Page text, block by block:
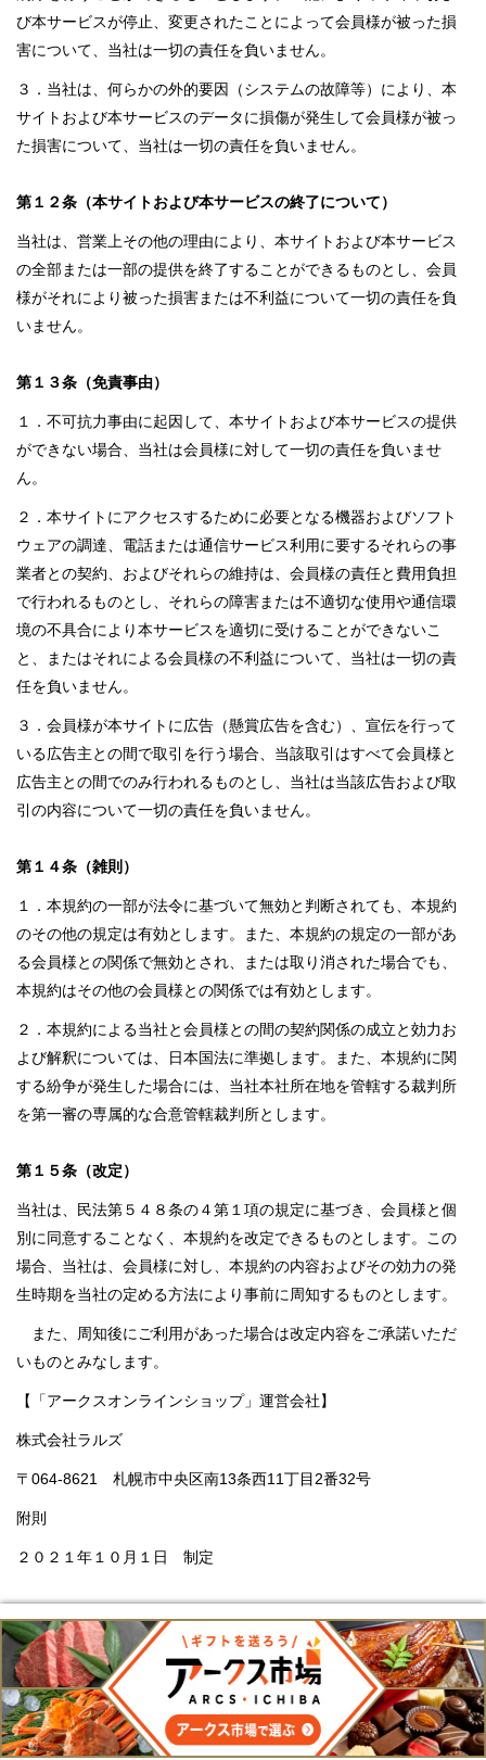
び本サービスが停止、変更されたことによって会員様が被った損
害について、当社は一切の責任を負いません。
３．当社は、何らかの外的要因（システムの故障等）により、本
サイトおよび本サービスのデータに損傷が発生して会員様が被っ
た損害について、当社は一切の責任を負いません。
第１２条（本サイトおよび本サービスの終了について）
当社は、営業上その他の理由により、本サイトおよび本サービス
の全部または一部の提供を終了することができるものとし、会員
様がそれにより被った損害または不利益について一切の責任を負
いません。
第１３条（免責事由）
１．不可抗力事由に起因して、本サイトおよび本サービスの提供
ができない場合、当社は会員様に対して一切の責任を負いませ
ん。
２．本サイトにアクセスするために必要となる機器およびソフト
ウェアの調達、電話または通信サービス利用に要するそれらの事
業者との契約、およびそれらの維持は、会員様の責任と費用負担
で行われるものとし、それらの障害または不適切な使用や通信環
境の不具合により本サービスを適切に受けることができないこ
と、またはそれによる会員様の不利益について、当社は一切の責
任を負いません。
３．会員様が本サイトに広告（懸賞広告を含む）、宣伝を行って
いる広告主との間で取引を行う場合、当該取引はすべて会員様と
広告主との間でのみ行われるものとし、当社は当該広告および取
引の内容について一切の責任を負いません。
第１４条（雑則）
１．本規約の一部が法令に基づいて無効と判断されても、本規約
のその他の規定は有効とします。また、本規約の規定の一部があ
る会員様との関係で無効とされ、または取り消された場合でも、
本規約はその他の会員様との関係では有効とします。
２．本規約による当社と会員様との間の契約関係の成立と効力お
よび解釈については、日本国法に準拠します。また、本規約に関
する紛争が発生した場合には、当社本社所在地を管轄する裁判所
を第一審の専属的な合意管轄裁判所とします。
第１５条（改定）
当社は、民法第５４８条の４第１項の規定に基づき、会員様と個
別に同意することなく、本規約を改定できるものとします。この
場合、当社は、会員様に対し、本規約の内容およびその効力の発
生時期を当社の定める方法により事前に周知するものとします。
また、周知後にご利用があった場合は改定内容をご承諾いただ
いものとみなします。
【「アークスオンラインショップ」運営会社】
株式会社ラルズ
〒064-8621 札幌市中央区南13条西11丁目2番32号
附則
２０２１年１０月１日 制定